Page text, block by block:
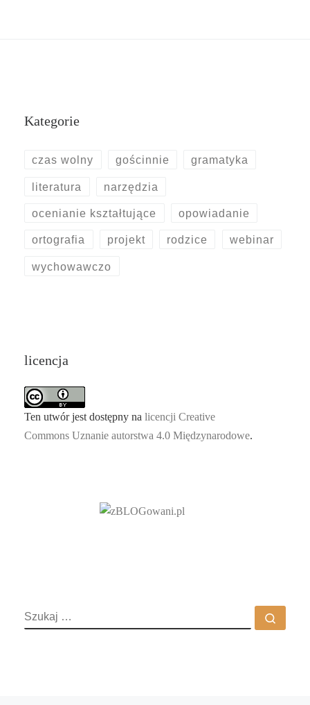
Kategorie
czas wolny gościnnie gramatyka
literatura narzędzia
ocenianie kształtujące opowiadanie
ortografia projekt rodzice webinar
wychowawczo
licencja
Ten utwór jest dostępny nalicencji Creative
Commons Uznanie autorstwa 4.0 Międzynarodowe.
SZUKAJ